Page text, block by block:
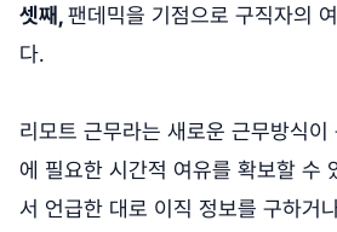
셋째,팬데믹을 기점으로 구직자의
다.
리모트 근무라는 새로운 근무방식이
에 필요한 시간적 여유를 확보할 수
서 언급한 대로 이직 정보를 구하거